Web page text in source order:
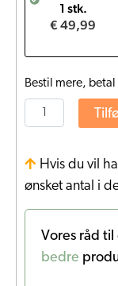
1 stk.
€ 49,99
Bestil mere,
Hvis du vil
ønsket antal i
Vores råd til
bedre